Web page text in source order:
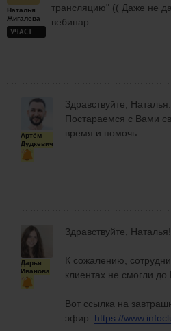
Наталья
Жигалева
УЧАСТНИК
трансляцию" (( Даже не
вебинар
Артём
Дудкевич
Здравствуйте, Наталья.
Постараемся с Вами
время и помочь.
Дарья
Иванова
Здравствуйте, Наталья!
К сожалению,
клиентах не смогли до
Вот ссылка на
эфир: https://